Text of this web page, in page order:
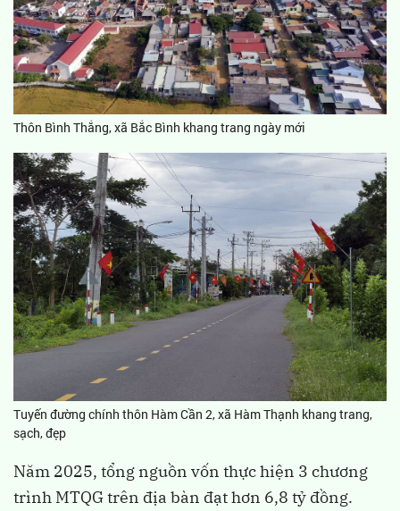
Thôn Bình Thắng, xã Bắc Bình khang trang ngày mới
Tuyến đường chính thôn Hàm Cần 2, xã Hàm Thạnh khang trang,
sạch, đẹp
Năm 2025, tổng nguồn vốn thực hiện 3 chương
trình MTQG trên địa bàn đạt hơn 6,8 tỷ đồng.